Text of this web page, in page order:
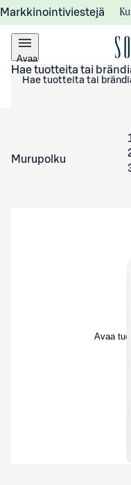
Markkinointiviestejä
Avaa
valikko
Hae tuotteita tai
Murupolku
Avaa